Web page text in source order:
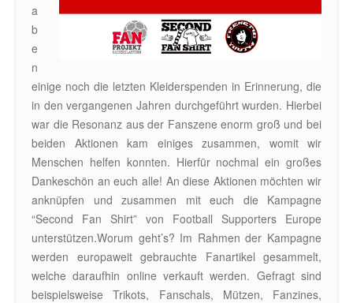
a
b
e
n
einige noch die letzten Kleiderspenden in Erinnerung, die
in den vergangenen Jahren durchgeführt wurden. Hierbei
war die Resonanz aus der Fanszene enorm groß und bei
beiden Aktionen kam einiges zusammen, womit wir
Menschen helfen konnten. Hierfür nochmal ein großes
Dankeschön an euch alle! An diese Aktionen möchten wir
anknüpfen und zusammen mit euch die Kampagne
“Second Fan Shirt” von Football Supporters Europe
unterstützen.Worum geht’s? Im Rahmen der Kampagne
werden europaweit gebrauchte Fanartikel gesammelt,
welche daraufhin online verkauft werden. Gefragt sind
beispielsweise Trikots, Fanschals, Mützen, Fanzines,